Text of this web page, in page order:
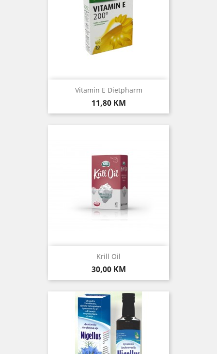
Vitamin E Dietpharm
Cijena
11,80 KM
Krill Oil
Cijena
30,00 KM